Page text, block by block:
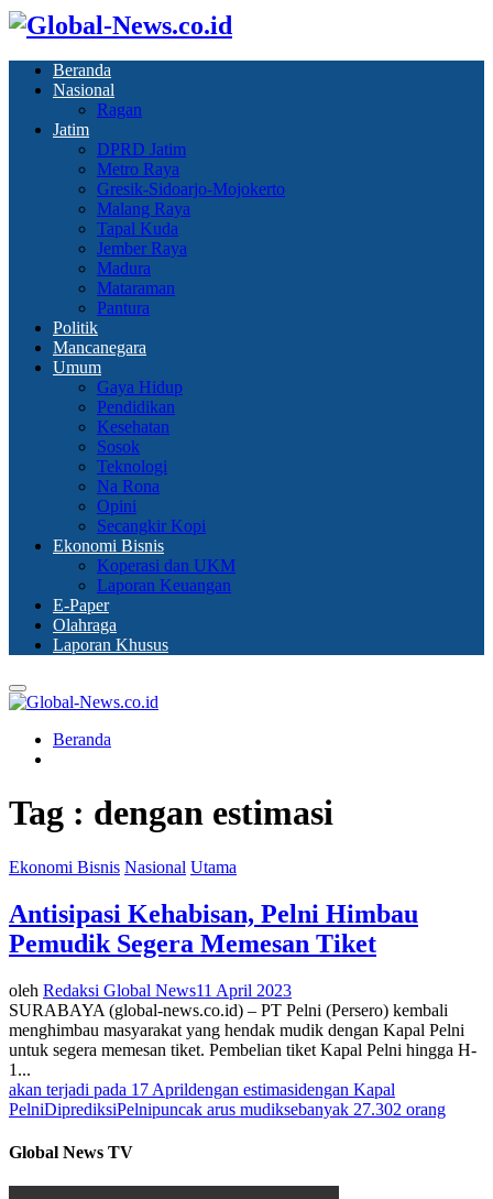
Beranda
Nasional
Ragan
Jatim
DPRD Jatim
Metro Raya
Gresik-Sidoarjo-Mojokerto
Malang Raya
Tapal Kuda
Jember Raya
Madura
Mataraman
Pantura
Politik
Mancanegara
Umum
Gaya Hidup
Pendidikan
Kesehatan
Sosok
Teknologi
Na Rona
Opini
Secangkir Kopi
Ekonomi Bisnis
Koperasi dan UKM
Laporan Keuangan
E-Paper
Olahraga
Laporan Khusus
Primary
Menu
Beranda
Tag : dengan estimasi
Ekonomi Bisnis Nasional Utama
Antisipasi Kehabisan, Pelni Himbau
Pemudik Segera Memesan Tiket
oleh Redaksi Global News11 April 2023
SURABAYA (global-news.co.id) – PT Pelni (Persero) kembali
menghimbau masyarakat yang hendak mudik dengan Kapal Pelni
untuk segera memesan tiket. Pembelian tiket Kapal Pelni hingga H-
1...
akan terjadi pada 17 Aprildengan estimasidengan Kapal
PelniDiprediksiPelnipuncak arus mudiksebanyak 27.302 orang
Global News TV